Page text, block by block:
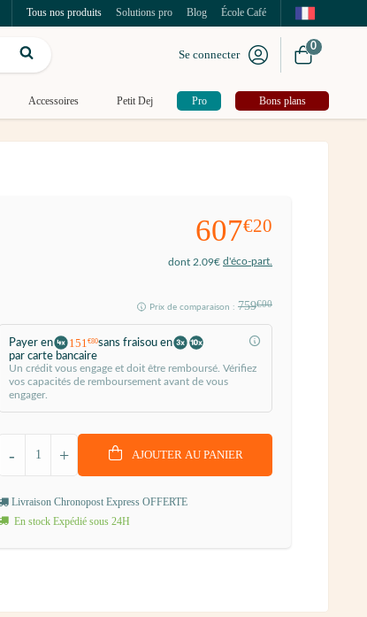
Tous nos produits Solutions pro Blog École Café
Se connecter
0
Accessoires Petit Dej Pro Bons plans
607€20
dont 2.09€ d'éco-part.
Prix de comparaison : 759€00
Payer en 151€80sans fraisou en
par carte bancaire
Un crédit vous engage et doit être remboursé. Vérifiez
vos capacités de remboursement avant de vous
engager.
+
- AJOUTER AU PANIER
Livraison Chronopost Express OFFERTE
En stock Expédié sous 24H